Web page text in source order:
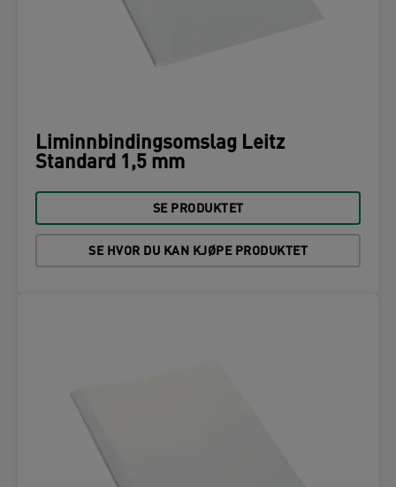
Liminnbindingsomslag Leitz
Standard 1,5 mm
SE PRODUKTET
SE HVOR DU KAN KJØPE PRODUKTET